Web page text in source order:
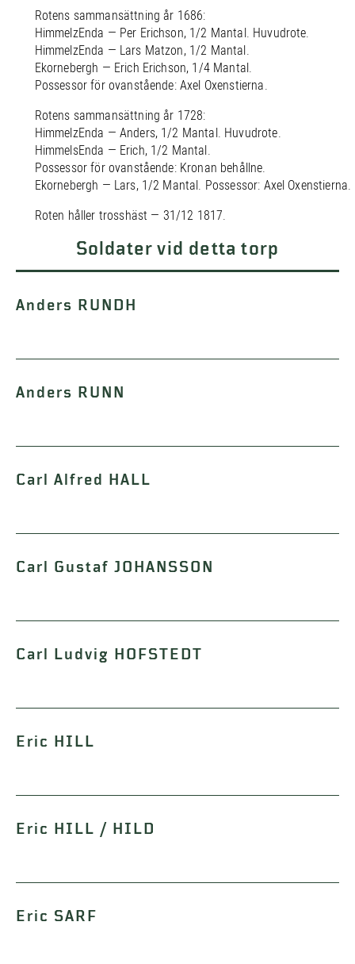
Rotens sammansättning år 1686:
HimmelzEnda — Per Erichson, 1/2 Mantal. Huvudrote.
HimmelzEnda — Lars Matzon, 1/2 Mantal.
Ekornebergh — Erich Erichson, 1/4 Mantal.
Possessor för ovanstående: Axel Oxenstierna.
Rotens sammansättning år 1728:
HimmelzEnda — Anders, 1/2 Mantal. Huvudrote.
HimmelsEnda — Erich, 1/2 Mantal.
Possessor för ovanstående: Kronan behållne.
Ekornebergh — Lars, 1/2 Mantal. Possessor: Axel Oxenstierna.
Roten håller trosshäst — 31/12 1817.
Soldater vid detta torp
Anders RUNDH
Anders RUNN
Carl Alfred HALL
Carl Gustaf JOHANSSON
Carl Ludvig HOFSTEDT
Eric HILL
Eric HILL / HILD
Eric SARF